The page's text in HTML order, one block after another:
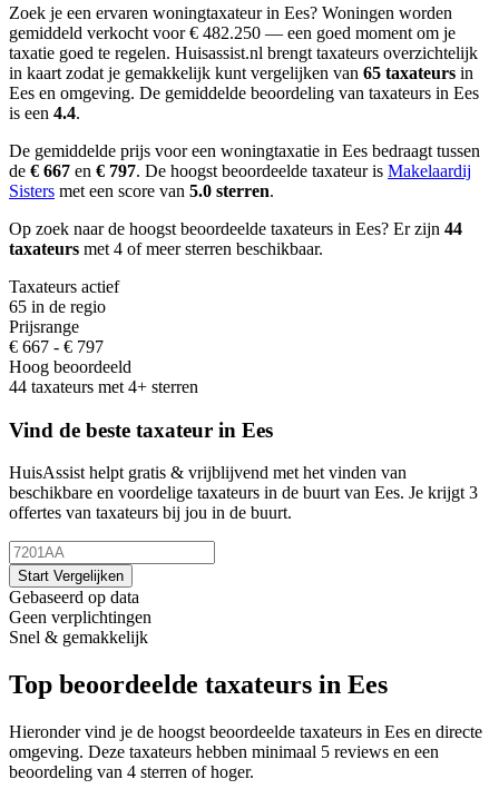
Zoek je een ervaren woningtaxateur in Ees? Woningen worden
gemiddeld verkocht voor € 482.250 — een goed moment om je
taxatie goed te regelen. Huisassist.nl brengt taxateurs overzichtelijk
in kaart zodat je gemakkelijk kunt vergelijken van 65 taxateurs in
Ees en omgeving. De gemiddelde beoordeling van taxateurs in Ees
is een 4.4.
De gemiddelde prijs voor een woningtaxatie in Ees bedraagt tussen
de € 667 en € 797. De hoogst beoordeelde taxateur is Makelaardij
Sisters met een score van 5.0 sterren.
Op zoek naar de hoogst beoordeelde taxateurs in Ees? Er zijn 44
taxateurs met 4 of meer sterren beschikbaar.
Taxateurs actief
65 in de regio
Prijsrange
€ 667 - € 797
Hoog beoordeeld
44 taxateurs met 4+ sterren
Vind de beste taxateur in Ees
HuisAssist helpt gratis & vrijblijvend met het vinden van
beschikbare en voordelige taxateurs in de buurt van Ees. Je krijgt 3
offertes van taxateurs bij jou in de buurt.
Start Vergelijken
Gebaseerd op data
Geen verplichtingen
Snel & gemakkelijk
Top beoordeelde taxateurs in Ees
Hieronder vind je de hoogst beoordeelde taxateurs in Ees en directe
omgeving. Deze taxateurs hebben minimaal 5 reviews en een
beoordeling van 4 sterren of hoger.